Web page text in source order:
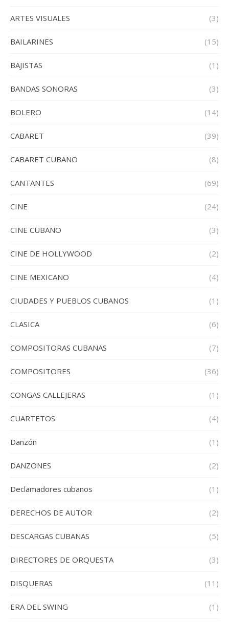
ARTES VISUALES (3)
BAILARINES (15)
BAJISTAS (1)
BANDAS SONORAS (3)
BOLERO (14)
CABARET (39)
CABARET CUBANO (8)
CANTANTES (69)
CINE (24)
CINE CUBANO (3)
CINE DE HOLLYWOOD (2)
CINE MEXICANO (4)
CIUDADES Y PUEBLOS CUBANOS (1)
CLASICA (6)
COMPOSITORAS CUBANAS (7)
COMPOSITORES (36)
CONGAS CALLEJERAS (1)
CUARTETOS (4)
Danzón (1)
DANZONES (2)
Declamadores cubanos (1)
DERECHOS DE AUTOR (2)
DESCARGAS CUBANAS (5)
DIRECTORES DE ORQUESTA (3)
DISQUERAS (11)
ERA DEL SWING (1)